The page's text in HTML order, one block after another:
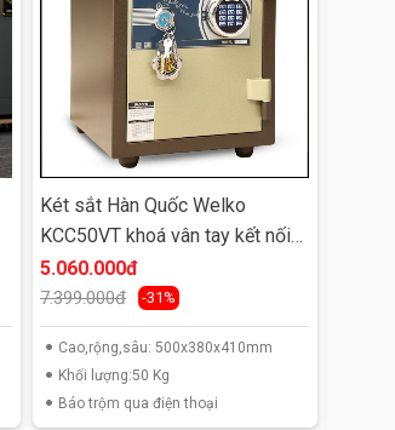
Két sắt Hàn Quốc Welko
KCC50VT khoá vân tay kết nối
smart phone
5.060.000đ
7.399.000đ -31%
Cao,rộng,sâu: 500x380x410mm
Khối lượng:50 Kg
Báo trộm qua điện thoại